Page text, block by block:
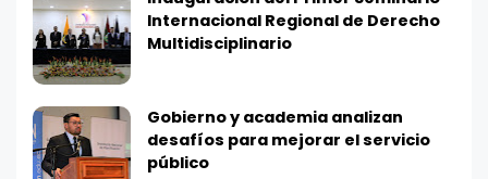
Internacional Regional de Derecho
Multidisciplinario
Gobierno y academia analizan
desafíos para mejorar el servicio
público